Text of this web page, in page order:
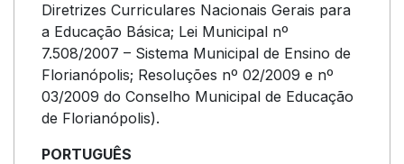
Diretrizes Curriculares Nacionais Gerais para
a Educação Básica; Lei Municipal nº
7.508/2007 – Sistema Municipal de Ensino de
Florianópolis; Resoluções nº 02/2009 e nº
03/2009 do Conselho Municipal de Educação
de Florianópolis).
PORTUGUÊS